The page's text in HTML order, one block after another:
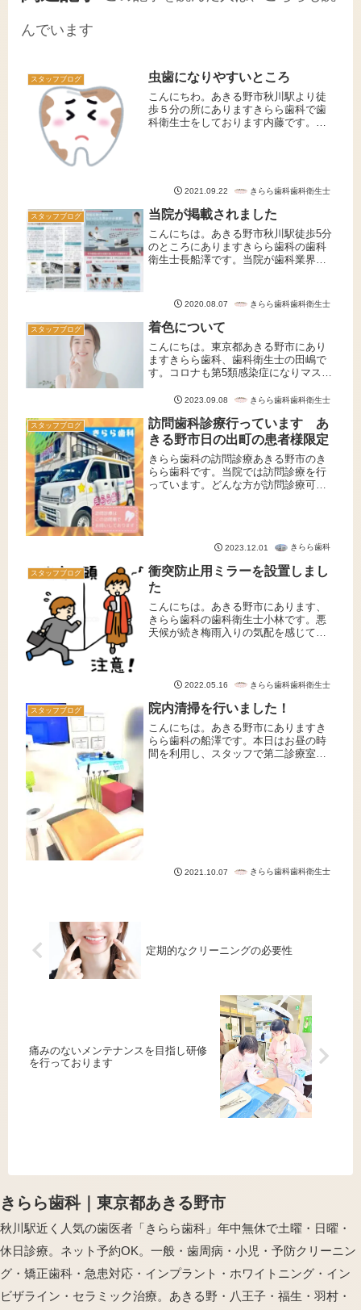
んでいます
スタッフブログ 虫歯になりやすいところ
こんにちわ。あきる野市秋川駅より徒
歩５分の所にありますきらら歯科で歯
科衛生士をしております内藤です。本
2021.09.22 きらら歯科歯科衛生士
スタッフブログ 当院が掲載されました
こんにちは。あきる野市秋川駅徒歩5分
のところにありますきらら歯科の歯科
衛生士長船澤です。当院が歯科業界専
さんが発行しています「Dental
Products News 20...
2020.08.07 きらら歯科歯科衛生士
スタッフブログ 着色について
こんにちは。東京都あきる野市にあり
ますきらら歯科、歯科衛生士の田嶋で
す。コロナも第5類感染症になりマスク
で隠れていた口元が見える事で着色等
か。本日は歯の着色についてお話い
た...
2023.09.08 きらら歯科歯科衛生士
スタッフブログ
訪問歯科診療行っています あ
きる野市日の出町の患者様限定
きらら歯科の訪問診療あきる野市のき
らら歯科です。当院では訪問診療を行
っています。どんな方が訪問診療可能
2023.12.01 きらら歯科
スタッフブログ
衝突防止用ミラーを設置しまし
た
こんにちは。あきる野市にあります、
きらら歯科の歯科衛生士小林です。悪
天候が続き梅雨入りの気配を感じてき
止用ミラー』についてご紹介させてい
2022.05.16 きらら歯科歯科衛生士
スタッフブログ 院内清掃を行いました！
こんにちは。あきる野市にありますき
らら歯科の船澤です。本日はお昼の時
間を利用し、スタッフで第二診療室の
2021.10.07 きらら歯科歯科衛生士
定期的なクリーニングの必要性
痛みのないメンテナンスを目指し研修
を行っております
きらら歯科｜東京都あきる野市
秋川駅近く人気の歯医者「きらら歯科」年中無休で土曜・日曜・
休日診療。ネット予約OK。一般・歯周病・小児・予防クリーニン
グ・矯正歯科・急患対応・インプラント・ホワイトニング・イン
ビザライン・セラミック治療。あきる野・八王子・福生・羽村・